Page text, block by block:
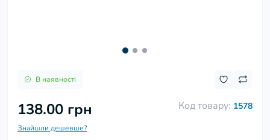
В наявності
Код товару: 1578
138.00 грн
Знайшли дешевше?